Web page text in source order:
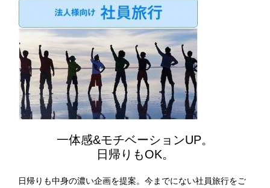
一体感&モチベーションUP。
日帰りもOK。
日帰りも中身の濃い企画を提案。今までにない社員旅行をご